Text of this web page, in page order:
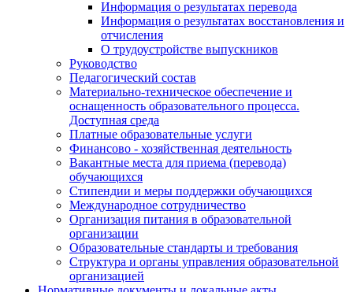
Информация о результатах перевода
Информация о результатах восстановления и
отчисления
О трудоустройстве выпускников
Руководство
Педагогический состав
Материально-техническое обеспечение и
оснащенность образовательного процесса.
Доступная среда
Платные образовательные услуги
Финансово - хозяйственная деятельность
Вакантные места для приема (перевода)
обучающихся
Стипендии и меры поддержки обучающихся
Международное сотрудничество
Организация питания в образовательной
организации
Образовательные стандарты и требования
Структура и органы управления образовательной
организацией